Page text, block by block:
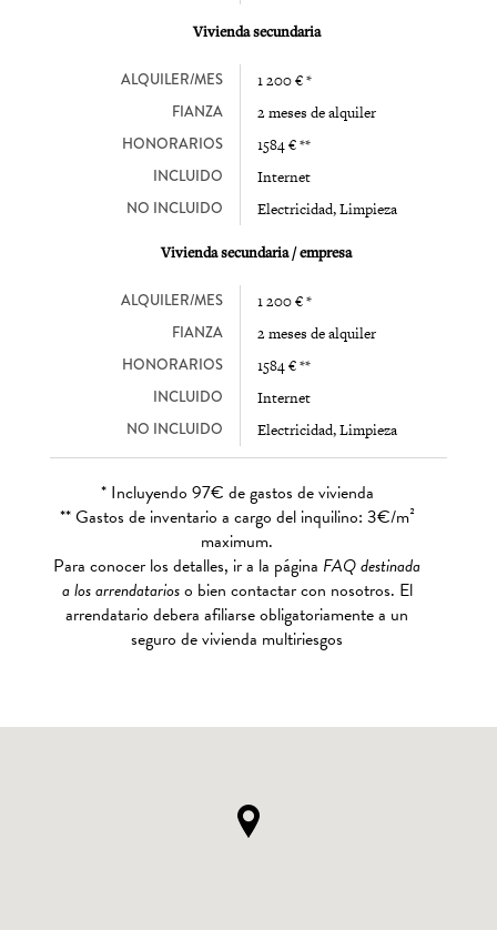
Vivienda secundaria
ALQUILER/MES 1 200 € *
FIANZA 2 meses de alquiler
HONORARIOS 1584 € **
INCLUIDO Internet
NO INCLUIDO Electricidad, Limpieza
Vivienda secundaria / empresa
ALQUILER/MES 1 200 € *
FIANZA 2 meses de alquiler
HONORARIOS 1584 € **
INCLUIDO Internet
NO INCLUIDO Electricidad, Limpieza
* Incluyendo 97€ de gastos de vivienda
** Gastos de inventario a cargo del inquilino: 3€/m²
maximum.
Para conocer los detalles, ir a la página FAQ destinada
a los arrendatarioso bien contactar con nosotros. El
arrendatario debera afiliarse obligatoriamente a un
seguro de vivienda multiriesgos